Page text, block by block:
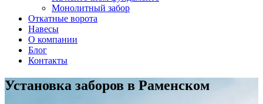
Монолитный забор
Откатные ворота
Навесы
О компании
Блог
Контакты
Установка заборов в Раменском